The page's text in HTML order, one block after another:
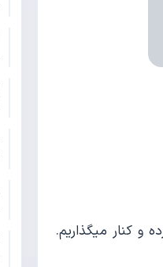
پاستا را در قابلمه‎ای بزرگ با آب و مقداری نمک می‎پزیم تا نرم و قابل جویدن شود. سپس آبکش کرده و کنار می‎گذاریم.